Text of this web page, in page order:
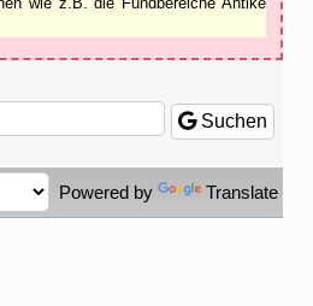
Suchen
Powered by Translate